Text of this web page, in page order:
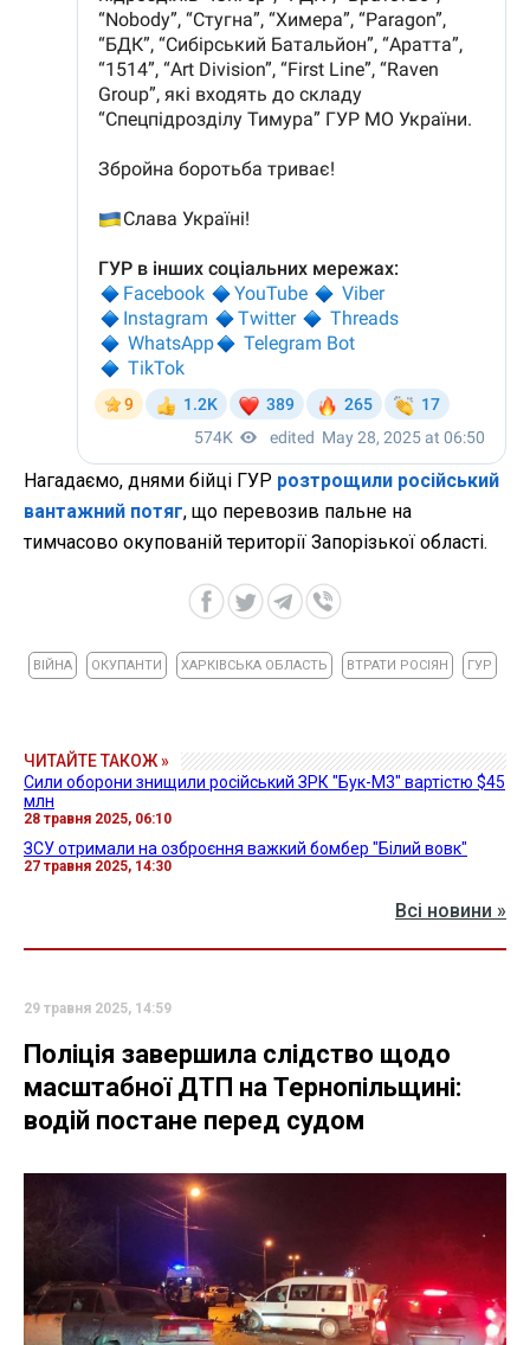
Нагадаємо, днями бійці ГУР розтрощили російський
вантажний потяг, що перевозив пальне на
тимчасово окупованій території Запорізької області.
ВІЙНА ОКУПАНТИ ХАРКІВСЬКА ОБЛАСТЬ ВТРАТИ РОСІЯН ГУР
ЧИТАЙТЕ ТАКОЖ »
Сили оборони знищили російський ЗРК "Бук-М3" вартістю $45
млн
28 травня 2025, 06:10
ЗСУ отримали на озброєння важкий бомбер "Білий вовк"
27 травня 2025, 14:30
Всі новини »
29 травня 2025, 14:59
Поліція завершила слідство щодо
масштабної ДТП на Тернопільщині:
водій постане перед судом